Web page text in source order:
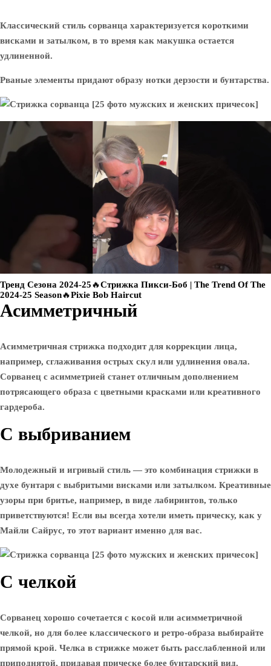
Классический стиль сорванца характеризуется короткими
висками и затылком, в то время как макушка остается
удлиненной.
Рваные элементы придают образу нотки дерзости и бунтарства.
Тренд Сезона 2024-25🔥Стрижка Пикси-Боб | The Trend Of The
2024-25 Season🔥Pixie Bob Haircut
Асимметричный
Асимметричная стрижка подходит для коррекции лица,
например, сглаживания острых скул или удлинения овала.
Сорванец с асимметрией станет отличным дополнением
потрясающего образа с цветными красками или креативного
гардероба.
С выбриванием
Молодежный и игривый стиль — это комбинация стрижки в
духе бунтаря с выбритыми висками или затылком. Креативные
узоры при бритье, например, в виде лабиринтов, только
приветствуются! Если вы всегда хотели иметь прическу, как у
Майли Сайрус, то этот вариант именно для вас.
С челкой
Сорванец хорошо сочетается с косой или асимметричной
челкой, но для более классического и ретро-образа выбирайте
прямой крой. Челка в стрижке может быть расслабленной или
приподнятой, придавая прическе более бунтарский вид.